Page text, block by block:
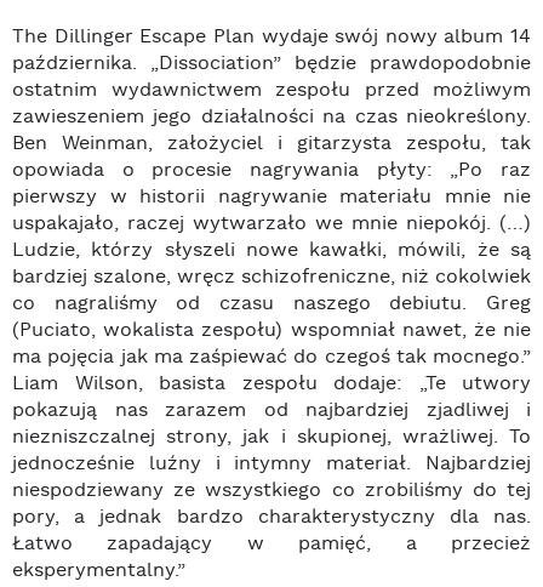
The Dillinger Escape Plan wydaje swój nowy album 14
października. „Dissociation” będzie prawdopodobnie
ostatnim wydawnictwem zespołu przed możliwym
zawieszeniem jego działalności na czas nieokreślony.
Ben Weinman, założyciel i gitarzysta zespołu, tak
opowiada o procesie nagrywania płyty: „Po raz
pierwszy w historii nagrywanie materiału mnie nie
uspakajało, raczej wytwarzało we mnie niepokój. (…)
Ludzie, którzy słyszeli nowe kawałki, mówili, że są
bardziej szalone, wręcz schizofreniczne, niż cokolwiek
co nagraliśmy od czasu naszego debiutu. Greg
(Puciato, wokalista zespołu) wspomniał nawet, że nie
ma pojęcia jak ma zaśpiewać do czegoś tak mocnego.”
Liam Wilson, basista zespołu dodaje: „Te utwory
pokazują nas zarazem od najbardziej zjadliwej i
niezniszczalnej strony, jak i skupionej, wrażliwej. To
jednocześnie luźny i intymny materiał. Najbardziej
niespodziewany ze wszystkiego co zrobiliśmy do tej
pory, a jednak bardzo charakterystyczny dla nas.
Łatwo zapadający w pamięć, a przecież
eksperymentalny.”